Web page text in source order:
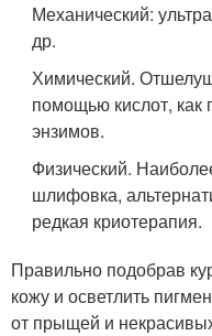
Механический:
др.
Химический.
помощью кислот, как
энзимов.
Физический.
шлифовка,
редкая криотерапия.
Правильно подобрав
кожу и осветлить
от прыщей и